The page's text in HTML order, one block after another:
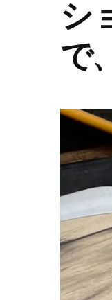
シ
で